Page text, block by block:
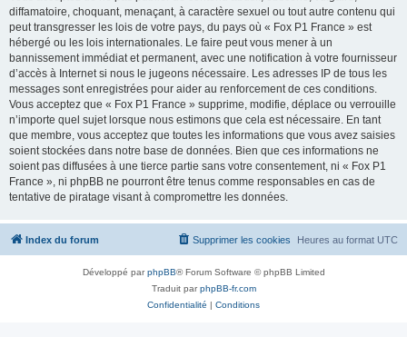
diffamatoire, choquant, menaçant, à caractère sexuel ou tout autre contenu qui
peut transgresser les lois de votre pays, du pays où « Fox P1 France » est
hébergé ou les lois internationales. Le faire peut vous mener à un
bannissement immédiat et permanent, avec une notification à votre fournisseur
d’accès à Internet si nous le jugeons nécessaire. Les adresses IP de tous les
messages sont enregistrées pour aider au renforcement de ces conditions.
Vous acceptez que « Fox P1 France » supprime, modifie, déplace ou verrouille
n’importe quel sujet lorsque nous estimons que cela est nécessaire. En tant
que membre, vous acceptez que toutes les informations que vous avez saisies
soient stockées dans notre base de données. Bien que ces informations ne
soient pas diffusées à une tierce partie sans votre consentement, ni « Fox P1
France », ni phpBB ne pourront être tenus comme responsables en cas de
tentative de piratage visant à compromettre les données.
Index du forum Heures au format UTC
Supprimer les cookies
Développé parphpBB® Forum Software © phpBB Limited
Traduit parphpBB-fr.com
Confidentialité | Conditions